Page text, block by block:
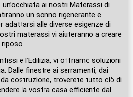
ai nostri Materassi di
un sonno rigenerante e
adattarsi alle diverse esigenze di
materassi vi aiuteranno a creare
e l’Edilizia, vi offriamo soluzioni
Dalle finestre ai serramenti, dai
costruzione, troverete tutto ciò di
la vostra casa efficiente dal